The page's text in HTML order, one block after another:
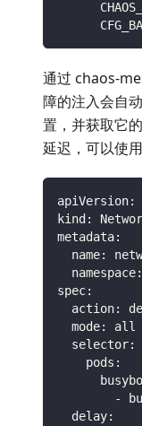
通过 chaos-
障的注入会自
置，并获取它
延迟，可以使
apiVersion:
kind:
metadata:
name:
namespace:
spec:
action:
mode:
all
selector:
pods :
-
delay: